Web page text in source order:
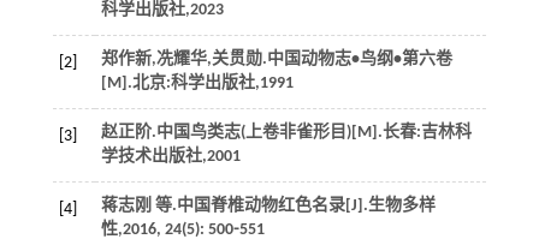
科学出版社,2023
[2] 郑作新,冼耀华,关贯勋.中国动物志•鸟纲•第六卷
[M].北京:科学出版社,1991
[3] 赵正阶.中国鸟类志(上卷非雀形目)[M].长春:吉林科
学技术出版社,2001
[4] 蒋志刚 等.中国脊椎动物红色名录[J].生物多样
性,2016, 24(5): 500⁃551